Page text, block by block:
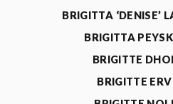
BRIGITTA ‘DENISE’
BRIGITTA
BRIGITTE
BRIGITTE